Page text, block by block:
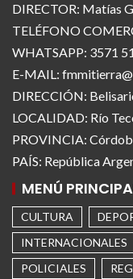
DIRECTOR: Matías
TELÉFONO
WHATSAPP: 3571
E-MAIL:
DIRECCIÓN:
LOCALIDAD: Río
PROVINCIA:
PAÍS: República
MENÚ
CULTURA
INTERNACIONALES
POLICIALES